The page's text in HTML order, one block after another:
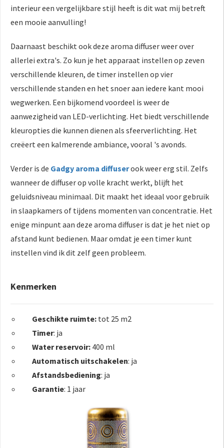
interieur een vergelijkbare stijl heeft is dit wat mij betreft
een mooie aanvulling!
Daarnaast beschikt ook deze aroma diffuser weer over
allerlei extra's. Zo kun je het apparaat instellen op zeven
verschillende kleuren, de timer instellen op vier
verschillende standen en het snoer aan iedere kant mooi
wegwerken. Een bijkomend voordeel is weer de
aanwezigheid van LED-verlichting. Het biedt verschillende
kleuropties die kunnen dienen als sfeerverlichting. Het
creëert een kalmerende ambiance, vooral 's avonds.
Verder is de Gadgy aroma diffuserook weer erg stil. Zelfs
wanneer de diffuser op volle kracht werkt, blijft het
geluidsniveau minimaal. Dit maakt het ideaal voor gebruik
in slaapkamers of tijdens momenten van concentratie. Het
enige minpunt aan deze aroma diffuser is dat je het niet op
afstand kunt bedienen. Maar omdat je een timer kunt
instellen vind ik dit zelf geen probleem.
Kenmerken
Geschikte ruimte: tot 25 m2
Timer: ja
Water reservoir: 400 ml
Automatisch uitschakelen: ja
Afstandsbediening: ja
Garantie: 1 jaar